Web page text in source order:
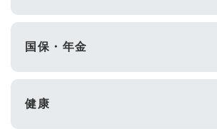
国保・年金
健康